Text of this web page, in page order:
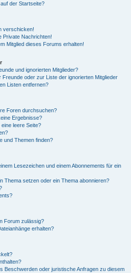
der Startseite?
verschicken!
Private Nachrichten!
Mitglied dieses Forums erhalten!
und ignorierten Mitglieder?
oder zur Liste der ignorierten Mitglieder
Listen entfernen?
Foren durchsuchen?
Ergebnisse?
leere Seite?
und Themen finden?
Lesezeichen und einem Abonnements für ein
Thema setzen oder ein Thema abonnieren?
Forum zulässig?
erhalten?
Beschwerden oder juristische Anfragen zu diesem